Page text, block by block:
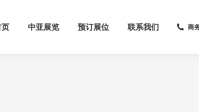
页 中亚展览 预订展位 联系我们 商